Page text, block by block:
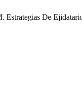
Estrategias De